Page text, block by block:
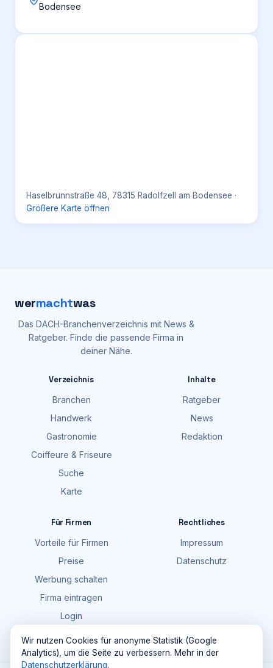
Bodensee
Haselbrunnstraße 48, 78315 Radolfzell am Bodensee ·
Größere Karte öffnen
wermachtwas
Das DACH-Branchenverzeichnis mit News &
Ratgeber. Finde die passende Firma in
deiner Nähe.
Verzeichnis
Branchen
Handwerk
Gastronomie
Coiffeure & Friseure
Suche
Karte
Inhalte
Ratgeber
News
Redaktion
Für Firmen
Vorteile für Firmen
Preise
Werbung schalten
Firma eintragen
Login
Rechtliches
Impressum
Datenschutz
Wir nutzen Cookies für anonyme Statistik (Google
Analytics), um die Seite zu verbessern. Mehr in der
Datenschutzerklärung.